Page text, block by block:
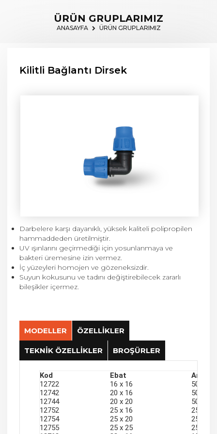
ÜRÜN GRUPLARIMIZ
ANASAYFA ÜRÜN GRUPLARIMIZ
Kilitli Bağlantı Dirsek
Darbelere karşı dayanıklı, yüksek kaliteli polipropilen
hammaddeden üretilmiştir.
UV ışınlarını geçirmediği için yosunlanmaya ve
bakteri üremesine izin vermez.
İç yüzeyleri homojen ve gözeneksizdir.
Suyun kokusunu ve tadını değiştirebilecek zararlı
bileşikler içermez.
MODELLER ÖZELLİKLER
TEKNİK ÖZELLİKLER BROŞÜRLER
Kod Ebat
12722
16 x 16
50
12742
20 x 16
50
12744
20 x 20
50
12752
25 x 16
25
12754
25 x 20
25
12755
25 x 25
25
Kullanım Bilgileri
Ø16 mm, Ø20 mm, Ø25 mm, Ø32 mm Alçak
Yoğunluklu Polietilen (AYPE) Borularda
(Deliksiz kör boru) kullanılır.
Ø16 mm için et kalınlığı minimum 0.8 mm’ye
kadar ve Ø20 mm için et kalınlığı minimum
Basınç Değerleri
PN 6
Kullanım Alanları
Peyzaj Sektörü
Tarımsal Sulama